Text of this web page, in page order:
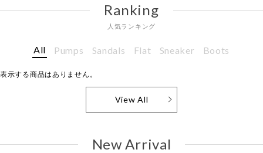
Ranking
人気ランキング
All Pumps Sandals Flat Sneaker Boots
表示する商品はありません。
View All
New Arrival